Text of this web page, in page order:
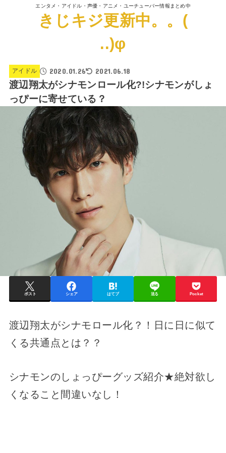
エンタメ・アイドル・声優・アニメ・ユーチューバー情報まとめ中
きじキジ更新中。。(
..)φ
アイドル 2020.01.26 2021.06.18
渡辺翔太がシナモンロール化?!シナモンがしょ
っぴーに寄せている？
ポスト シェア はてブ 送る Pocket
渡辺翔太がシナモロール化？！日に日に似て
くる共通点とは？？
シナモンのしょっぴーグッズ紹介★絶対欲し
くなること間違いなし！